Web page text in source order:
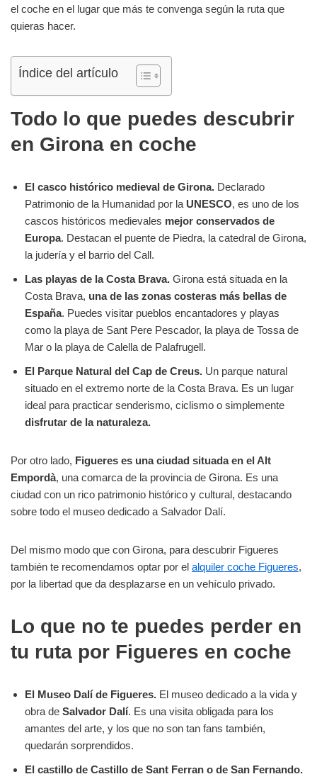
el coche en el lugar que más te convenga según la ruta que
quieras hacer.
Índice del artículo
Todo lo que puedes descubrir
en Girona en coche
El casco histórico medieval de Girona. Declarado
Patrimonio de la Humanidad por la UNESCO, es uno de los
cascos históricos medievales mejor conservados de
Europa. Destacan el puente de Piedra, la catedral de Girona,
la judería y el barrio del Call.
Las playas de la Costa Brava. Girona está situada en la
Costa Brava, una de las zonas costeras más bellas de
España. Puedes visitar pueblos encantadores y playas
como la playa de Sant Pere Pescador, la playa de Tossa de
Mar o la playa de Calella de Palafrugell.
El Parque Natural del Cap de Creus. Un parque natural
situado en el extremo norte de la Costa Brava. Es un lugar
ideal para practicar senderismo, ciclismo o simplemente
disfrutar de la naturaleza.
Por otro lado, Figueres es una ciudad situada en el Alt
Empordà, una comarca de la provincia de Girona. Es una
ciudad con un rico patrimonio histórico y cultural, destacando
sobre todo el museo dedicado a Salvador Dalí.
Del mismo modo que con Girona, para descubrir Figueres
también te recomendamos optar por el alquiler coche Figueres,
por la libertad que da desplazarse en un vehículo privado.
Lo que no te puedes perder en
tu ruta por Figueres en coche
El Museo Dalí de Figueres. El museo dedicado a la vida y
obra de Salvador Dalí. Es una visita obligada para los
amantes del arte, y los que no son tan fans también,
quedarán sorprendidos.
El castillo de Castillo de Sant Ferran o de San Fernando.